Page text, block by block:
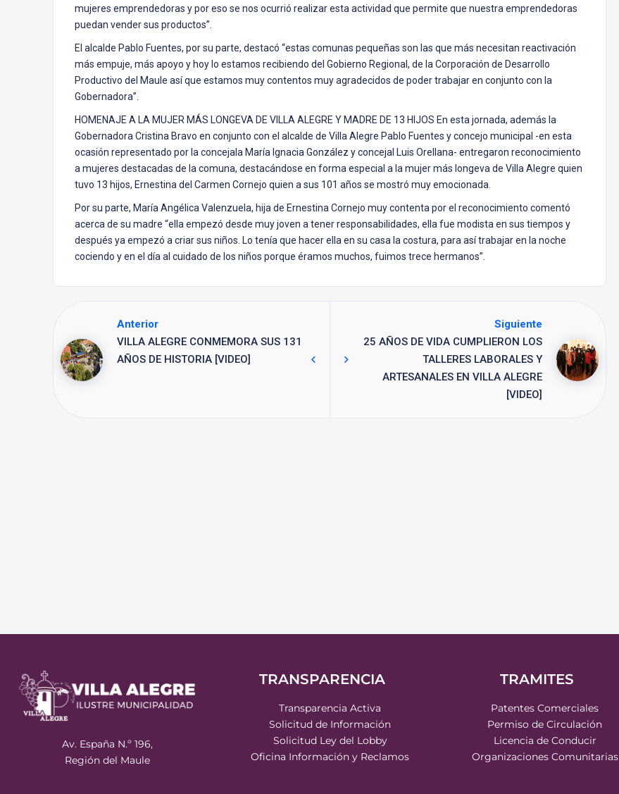
mujeres emprendedoras y por eso se nos ocurrió realizar esta actividad que permite que nuestra emprendedoras
puedan vender sus productos”.
El alcalde Pablo Fuentes, por su parte, destacó “estas comunas pequeñas son las que más necesitan reactivación
más empuje, más apoyo y hoy lo estamos recibiendo del Gobierno Regional, de la Corporación de Desarrollo
Productivo del Maule así que estamos muy contentos muy agradecidos de poder trabajar en conjunto con la
Gobernadora”.
HOMENAJE A LA MUJER MÁS LONGEVA DE VILLA ALEGRE Y MADRE DE 13 HIJOS En esta jornada, además la
Gobernadora Cristina Bravo en conjunto con el alcalde de Villa Alegre Pablo Fuentes y concejo municipal -en esta
ocasión representado por la concejala María Ignacia González y concejal Luis Orellana- entregaron reconocimiento
a mujeres destacadas de la comuna, destacándose en forma especial a la mujer más longeva de Villa Alegre quien
tuvo 13 hijos, Ernestina del Carmen Cornejo quien a sus 101 años se mostró muy emocionada.
Por su parte, María Angélica Valenzuela, hija de Ernestina Cornejo muy contenta por el reconocimiento comentó
acerca de su madre “ella empezó desde muy joven a tener responsabilidades, ella fue modista en sus tiempos y
después ya empezó a criar sus niños. Lo tenía que hacer ella en su casa la costura, para así trabajar en la noche
cociendo y en el día al cuidado de los niños porque éramos muchos, fuimos trece hermanos”.
Anterior
VILLA ALEGRE CONMEMORA SUS 131
AÑOS DE HISTORIA [VIDEO]
Siguiente
25 AÑOS DE VIDA CUMPLIERON LOS
TALLERES LABORALES Y
ARTESANALES EN VILLA ALEGRE
[VIDEO]
Av. España N.º 196,
Región del Maule
TRANSPARENCIA
Transparencia Activa
Solicitud de Información
Solicitud Ley del Lobby
Oficina Información y Reclamos
TRAMITES
Patentes Comerciales
Permiso de Circulación
Licencia de Conducir
Organizaciones Comunitarias